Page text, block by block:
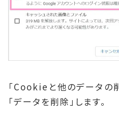
「Cookieと他のデータの
「データを削除」します。